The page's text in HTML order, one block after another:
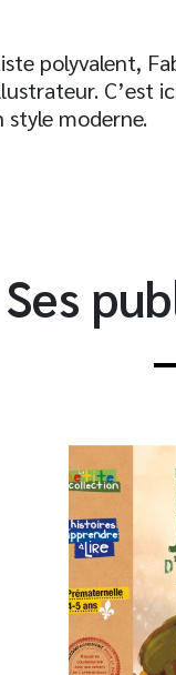
polyvalent,
C’est
style moderne.
Ses